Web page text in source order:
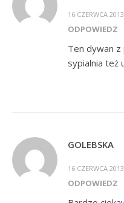
16 CZERWCA
ODPOWIEDZ
Ten dywan
sypialnia też
GOLEBSKA
16 CZERWCA
ODPOWIEDZ